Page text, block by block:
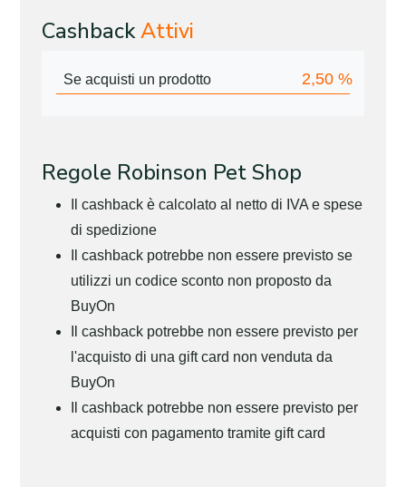
CashbackAttivi
Se acquisti un prodotto 2,50 %
Regole Robinson Pet Shop
Il cashback è calcolato al netto di IVA e spese
di spedizione
Il cashback potrebbe non essere previsto se
utilizzi un codice sconto non proposto da
BuyOn
Il cashback potrebbe non essere previsto per
l'acquisto di una gift card non venduta da
BuyOn
Il cashback potrebbe non essere previsto per
acquisti con pagamento tramite gift card